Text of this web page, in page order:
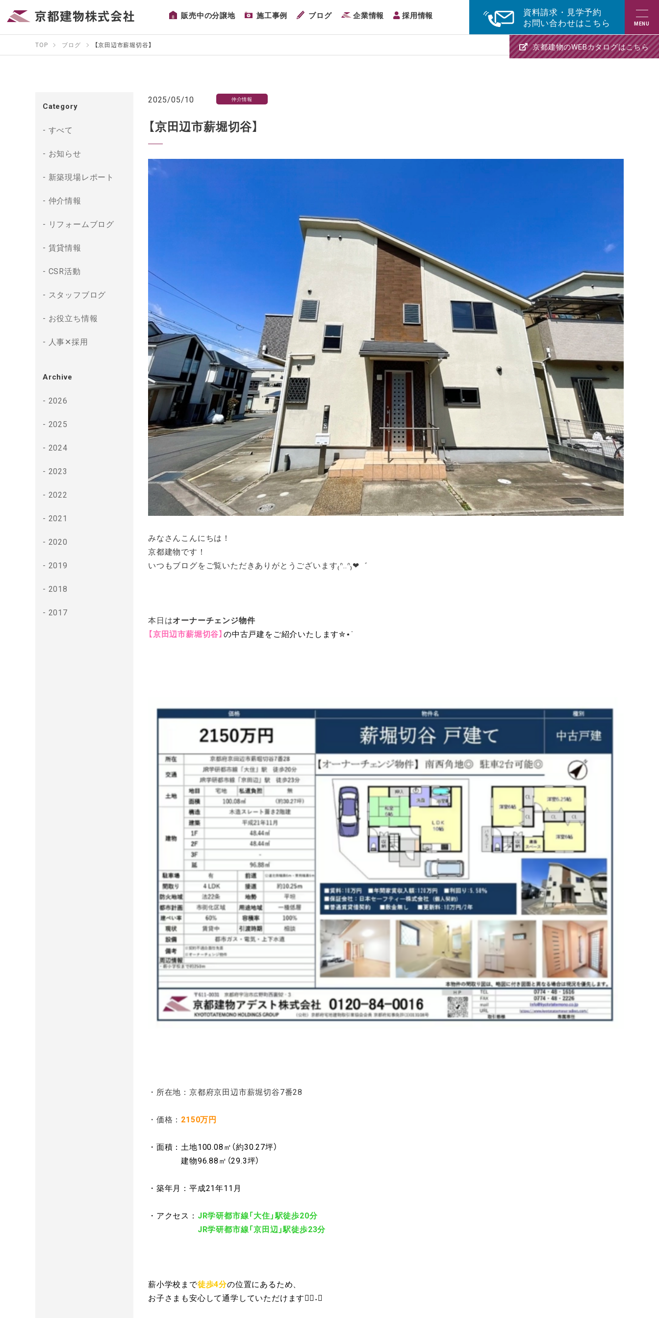
販売中の分譲地 施工事例 ブログ 企業情報 採用情報
資料請求・見学予約
お問い合わせはこちら
京都建物のWEBカタログはこちら
TOP ブログ 【京田辺市薪堀切谷】
2025/05/10 仲介情報
【京田辺市薪堀切谷】
みなさんこんにちは！
京都建物です！
いつもブログをご覧いただきありがとうございます₍ᐢ..ᐢ₎❤︎゛
本日はオーナーチェンジ物件
【京田辺市薪堀切谷】の中古戸建をご紹介いたします✮⋆˙
・所在地：京都府京田辺市薪堀切谷7番28
・価格： 2150万円
・面積：土地100.08㎡（約30.27坪）
建物96.88㎡（29.3坪）
・築年月：平成21年11月
・アクセス： JR学研都市線「大住」駅徒歩20分
JR学研都市線「京田辺」駅徒歩23分
薪小学校まで徒歩4分の位置にあるため、
お子さまも安心して通学していただけます♪ْ˖⋆
Category
すべて
お知らせ
新築現場レポート
仲介情報
リフォームブログ
賃貸情報
CSR活動
スタッフブログ
お役立ち情報
人事✕採用
Archive
2026
2025
2024
2023
2022
2021
2020
2019
2018
2017